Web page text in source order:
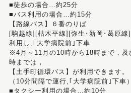
■徒歩の場合…約25分
■バス利用の場合…約15分
【路線バス】６番のりば
[駒越線][枯木平線][弥生･新岡･葛原
利用し,｢大学病院前｣下車
※4月～11月の10時から18時まで，
時までは，
【土手町循環バス】が利用できます。
（10分間隔で運行,｢大学病院前｣下車）
■タクシー利用の場合…約10分